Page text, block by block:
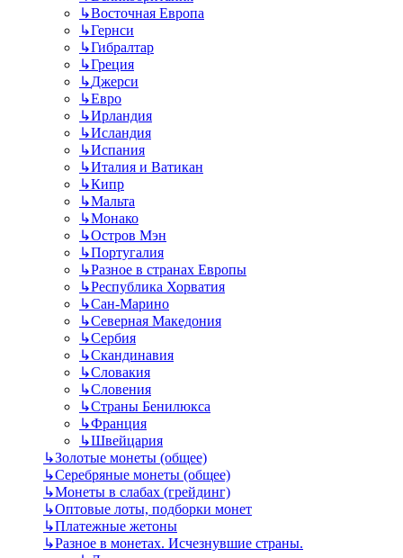
↳Восточная Европа
↳Гернси
↳Гибралтар
↳Греция
↳Джерси
↳Евро
↳Ирландия
↳Исландия
↳Испания
↳Италия и Ватикан
↳Кипр
↳Мальта
↳Монако
↳Остров Мэн
↳Португалия
↳Разное в странах Европы
↳Республика Хорватия
↳Сан-Марино
↳Северная Македония
↳Сербия
↳Скандинавия
↳Словакия
↳Словения
↳Страны Бенилюкса
↳Франция
↳Швейцария
↳Золотые монеты (общее)
↳Серебряные монеты (общее)
↳Монеты в слабах (грейдинг)
↳Оптовые лоты, подборки монет
↳Платежные жетоны
↳Разное в монетах. Исчезнувшие страны.